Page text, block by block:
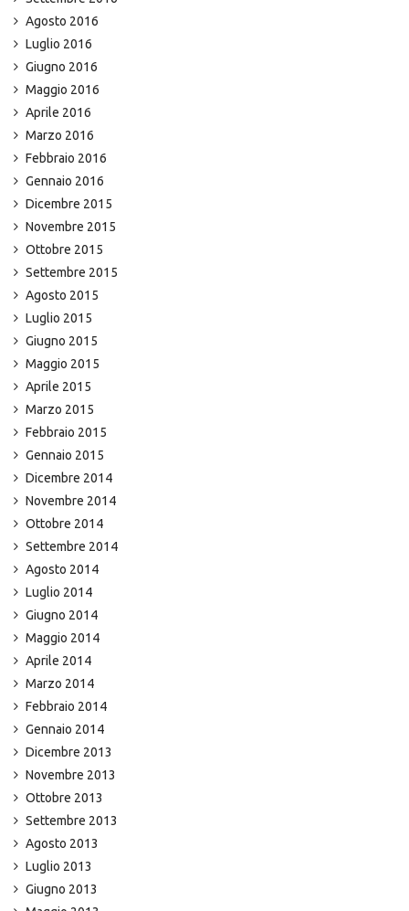
Agosto 2016
Luglio 2016
Giugno 2016
Maggio 2016
Aprile 2016
Marzo 2016
Febbraio 2016
Gennaio 2016
Dicembre 2015
Novembre 2015
Ottobre 2015
Settembre 2015
Agosto 2015
Luglio 2015
Giugno 2015
Maggio 2015
Aprile 2015
Marzo 2015
Febbraio 2015
Gennaio 2015
Dicembre 2014
Novembre 2014
Ottobre 2014
Settembre 2014
Agosto 2014
Luglio 2014
Giugno 2014
Maggio 2014
Aprile 2014
Marzo 2014
Febbraio 2014
Gennaio 2014
Dicembre 2013
Novembre 2013
Ottobre 2013
Settembre 2013
Agosto 2013
Luglio 2013
Giugno 2013